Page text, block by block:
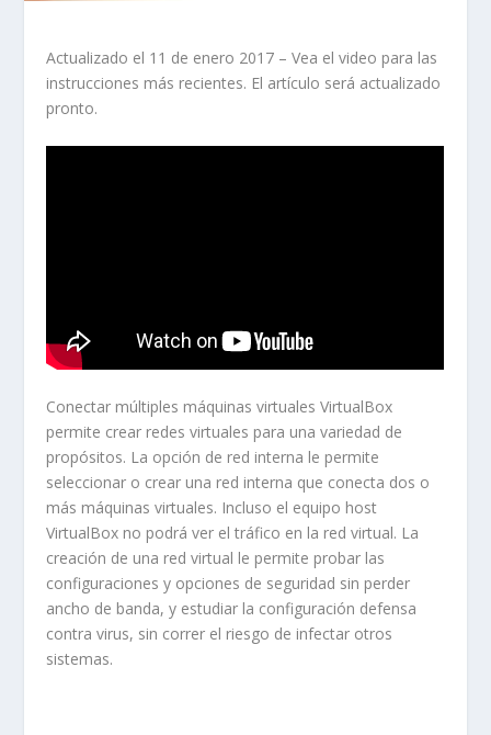
Actualizado el 11 de enero 2017 – Vea el video para las
instrucciones más recientes. El artículo será actualizado
pronto.
Conectar múltiples máquinas virtualesVirtualBox
permite crear redes virtuales para una variedad de
propósitos. La opción de red interna le permite
seleccionar o crear una red interna que conecta dos o
más máquinas virtuales. Incluso el equipo host
VirtualBox no podrá ver el tráfico en la red virtual. La
creación de una red virtual le permite probar las
configuraciones y opciones de seguridad sin perder
ancho de banda, y estudiar la configuración defensa
contra virus, sin correr el riesgo de infectar otros
sistemas.